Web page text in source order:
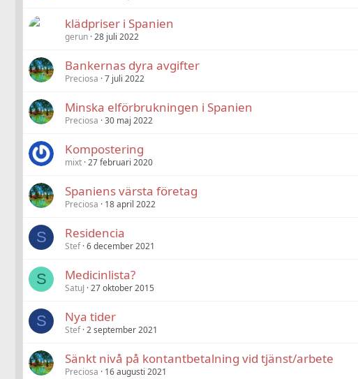
klädpriser i Spanien
gerun 28 juli 2022
Bankernas dyra avgifter
Preciosa 7 juli 2022
Minska elförbrukningen i Spanien
Preciosa 30 maj 2022
Kompostering
mixt 27 februari 2020
Spaniens värsta företag
Preciosa 18 april 2022
S Residencia
Stef 6 december 2021
S Medicinlista?
SatuJ 27 oktober 2015
S Nya tider
Stef 2 september 2021
Sänkt nivå på kontantbetalning vid tjänst/arbete
Preciosa 16 augusti 2021